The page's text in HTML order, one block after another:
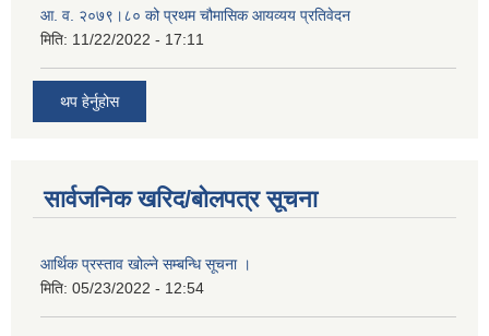
आ. व. २०७९।८० को प्रथम चौमासिक आयव्यय प्रतिवेदन
मिति: 11/22/2022 - 17:11
थप हेर्नुहोस
सार्वजनिक खरिद/बोलपत्र सूचना
आर्थिक प्रस्ताव खोल्ने सम्बन्धि सूचना ।
मिति: 05/23/2022 - 12:54